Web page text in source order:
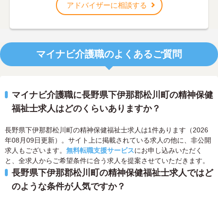
アドバイザーに相談する
マイナビ介護職のよくあるご質問
マイナビ介護職に長野県下伊那郡松川町の精神保健
福祉士求人はどのくらいありますか？
長野県下伊那郡松川町の精神保健福祉士求人は1件あります（2026
年08月09日更新）。サイト上に掲載されている求人の他に、非公開
求人もございます。 無料転職支援サービスにお申し込みいただく
と、全求人からご希望条件に合う求人を提案させていただきます。
長野県下伊那郡松川町の精神保健福祉士求人ではど
のような条件が人気ですか？